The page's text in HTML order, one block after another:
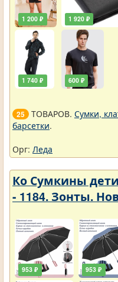
1 200 ₽
1 740 ₽
1 920 ₽
600 ₽
25 ТОВАРОВ. Сумки,
барсетки.
Орг: Леда
Ко Сумкины
- 1184. Зонты.
953 ₽ 953 ₽